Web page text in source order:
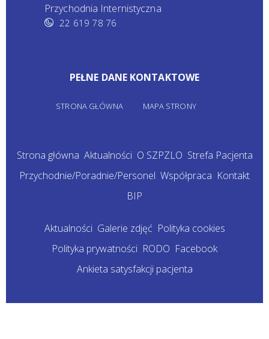
Przychodnia Internistyczna
22 619 78 76
PEŁNE DANE KONTAKTOWE
STRONA GŁÓWNA MAPA STRONY
Strona główna Aktualności O SZPZLO Strefa Pacjenta
Przychodnie/Poradnie/Personel Współpraca Kontakt
BIP
Aktualności Galerie zdjęć Polityka cookies
Polityka prywatności RODO Facebook
Ankieta satysfakcji pacjenta